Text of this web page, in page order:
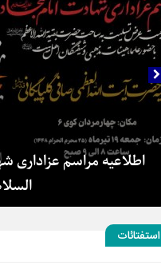
اطلاعیه مراسم عزاداری
استفتائات